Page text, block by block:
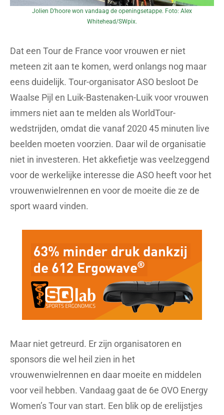
Jolien D’hoore won vandaag de openingsetappe. Foto: Alex
Whitehead/SWpix.
Dat een Tour de France voor vrouwen er niet
meteen zit aan te komen, werd onlangs nog maar
eens duidelijk. Tour-organisator ASO besloot De
Waalse Pijl en Luik-Bastenaken-Luik voor vrouwen
immers niet aan te melden als WorldTour-
wedstrijden, omdat die vanaf 2020 45 minuten live
beelden moeten voorzien. Daar wil de organisatie
niet in investeren. Het akkefietje was veelzeggend
voor de werkelijke interesse die ASO heeft voor het
vrouwenwielrennen en voor de moeite die ze de
sport waard vinden.
Maar niet getreurd. Er zijn organisatoren en
sponsors die wel heil zien in het
vrouwenwielrennen en daar moeite en middelen
voor veil hebben. Vandaag gaat de 6e OVO Energy
Women’s Tour van start. Een blik op de erelijstjes